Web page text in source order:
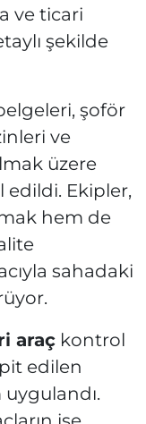
ve ticari
şekilde
şoför
ve
üzere
Ekipler,
hem de
sahadaki
araçkontrol
edilen